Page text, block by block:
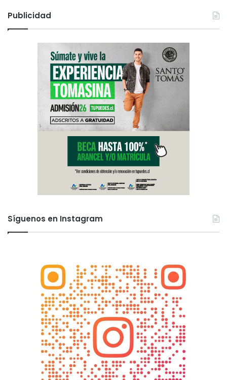
Publicidad
Síguenos en Instagram